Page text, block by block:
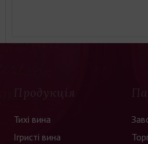
Продукція
Тихі вина
Ігристі вина